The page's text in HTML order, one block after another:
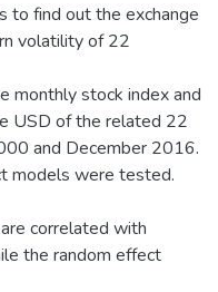
to find out the exchange
volatility of 22
monthly stock index and
USD of the related 22
and December 2016.
models were tested.
correlated with
the random effect